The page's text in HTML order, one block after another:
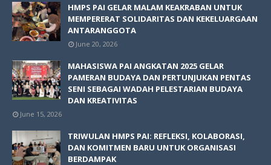
HMPS PAI GELAR MALAM KEAKRABAN UNTUK
MEMPERERAT SOLIDARITAS DAN KEKELUARGAAN
ANTARANGGOTA
June 20, 2026
MAHASISWA PAI ANGKATAN 2025 GELAR
PAMERAN BUDAYA DAN PERTUNJUKAN PENTAS
SENI SEBAGAI WADAH PELESTARIAN BUDAYA
DAN KREATIVITAS
June 15, 2026
TRIWULAN HMPS PAI: REFLEKSI, KOLABORASI,
DAN KOMITMEN BARU UNTUK ORGANISASI
BERDAMPAK